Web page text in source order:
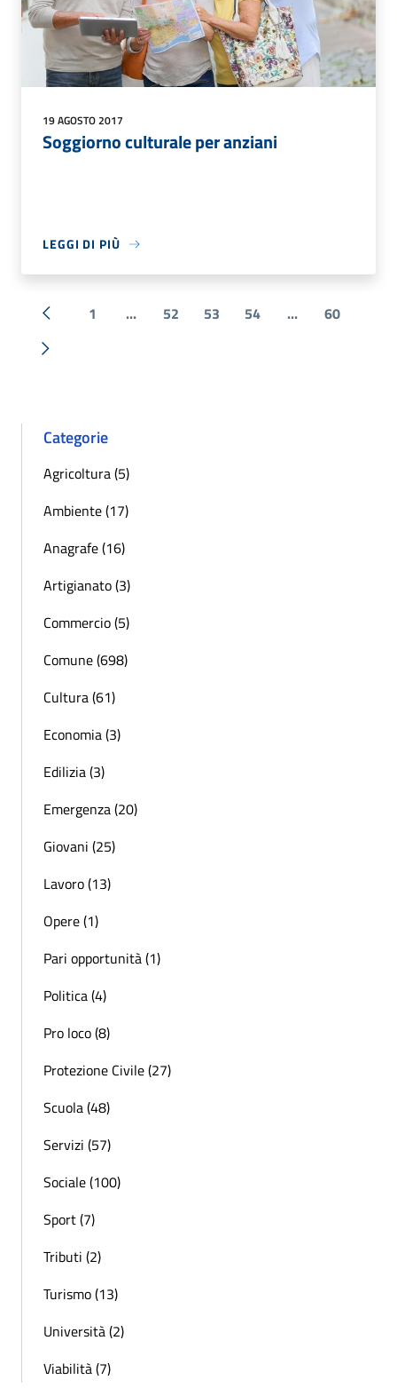
19 AGOSTO 2017
Soggiorno culturale per anziani
LEGGI DI PIÙ
« Precedente
1 ... 52 53 54 ... 60
Successiva »
Categorie
Agricoltura (5)
Ambiente (17)
Anagrafe (16)
Artigianato (3)
Commercio (5)
Comune (698)
Cultura (61)
Economia (3)
Edilizia (3)
Emergenza (20)
Giovani (25)
Lavoro (13)
Opere (1)
Pari opportunità (1)
Politica (4)
Pro loco (8)
Protezione Civile (27)
Scuola (48)
Servizi (57)
Sociale (100)
Sport (7)
Tributi (2)
Turismo (13)
Università (2)
Viabilità (7)